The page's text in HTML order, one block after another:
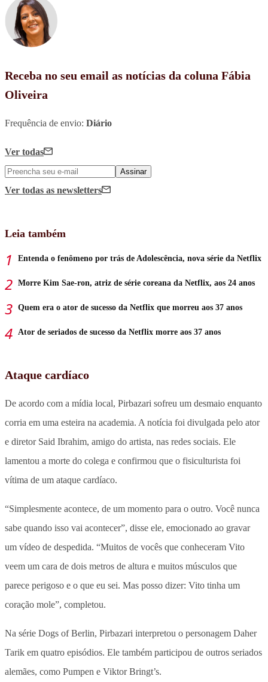
Receba no seu email as notícias da coluna Fábia
Oliveira
Frequência de envio: Diário
Ver todas
Assinar
Ver todas as newsletters
Leia também
Entenda o fenômeno por trás de Adolescência, nova série da Netflix
Morre Kim Sae-ron, atriz de série coreana da Netflix, aos 24 anos
Quem era o ator de sucesso da Netflix que morreu aos 37 anos
Ator de seriados de sucesso da Netflix morre aos 37 anos
Ataque cardíaco
De acordo com a mídia local, Pirbazari sofreu um desmaio enquanto
corria em uma esteira na academia. A notícia foi divulgada pelo ator
e diretor Said Ibrahim, amigo do artista, nas redes sociais. Ele
lamentou a morte do colega e confirmou que o fisiculturista foi
vítima de um ataque cardíaco.
“Simplesmente acontece, de um momento para o outro. Você nunca
sabe quando isso vai acontecer”, disse ele, emocionado ao gravar
um vídeo de despedida. “Muitos de vocês que conheceram Vito
veem um cara de dois metros de altura e muitos músculos que
parece perigoso e o que eu sei. Mas posso dizer: Vito tinha um
coração mole”, completou.
Na série Dogs of Berlin, Pirbazari interpretou o personagem Daher
Tarik em quatro episódios. Ele também participou de outros seriados
alemães, como Pumpen e Viktor Bringt’s.